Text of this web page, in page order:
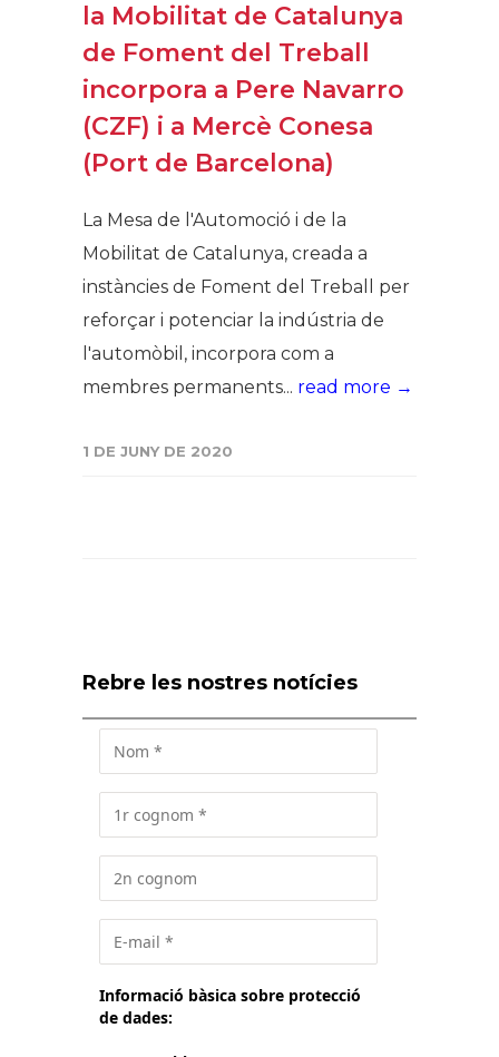
la Mobilitat de Catalunya
de Foment del Treball
incorpora a Pere Navarro
(CZF) i a Mercè Conesa
(Port de Barcelona)
La Mesa de l'Automoció i de la
Mobilitat de Catalunya, creada a
instàncies de Foment del Treball per
reforçar i potenciar la indústria de
l'automòbil, incorpora com a
membres permanents... read more →
1 DE JUNY DE 2020
Rebre les nostres notícies
Informació bàsica sobre protecció
de dades: